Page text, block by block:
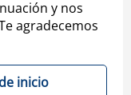
y nos
agradecemos
inicio